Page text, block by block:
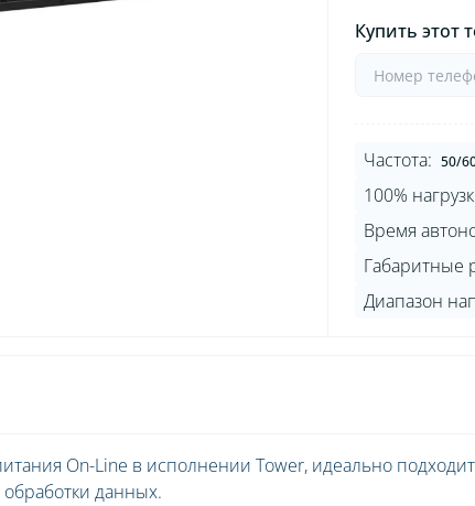
Купить этот
Частота: 50/
100%
Диапазон
On-Line в исполнении Tower, идеально подходит
данных.